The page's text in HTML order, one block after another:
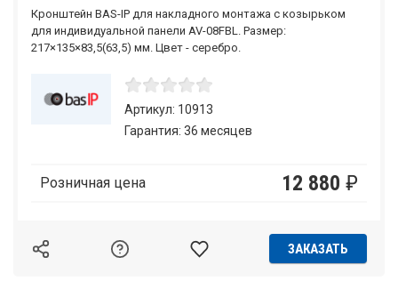
Кронштейн BAS-IP для накладного монтажа с козырьком
для индивидуальной панели AV-08FBL. Размер:
217×135×83,5(63,5) мм. Цвет - серебро.
Артикул: 10913
Гарантия: 36 месяцев
Розничная цена 12 880 ₽
ЗАКАЗАТЬ